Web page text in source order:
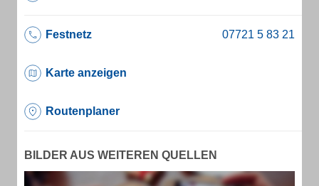
Festnetz
Karte anzeigen
Routenplaner
BILDER AUS WEITEREN QUELLEN